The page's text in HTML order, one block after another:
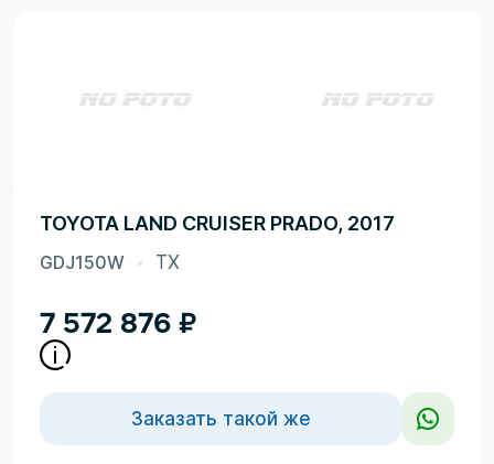
TOYOTA LAND CRUISER PRADO, 2017
GDJ150W TX
7 572 876 ₽
Заказать такой же